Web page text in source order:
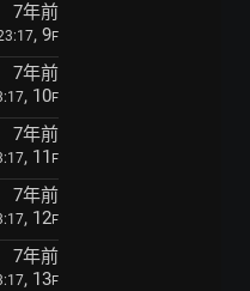
7年前
, 9F
7年前
, 10F
7年前
, 11 F
7年前
, 12F
7年前
, 13F